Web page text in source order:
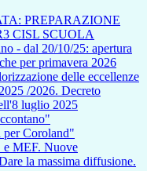
PREPARAZIONE
CISL SCUOLA
- dal 20/10/25: apertura
per primavera 2026
delle eccellenze
/2026. Decreto
luglio 2025
per Coroland"
e MEF. Nuove
la massima diffusione.